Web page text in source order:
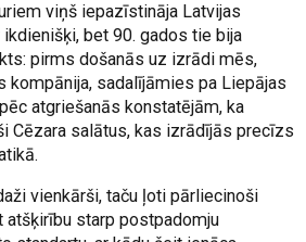
viņš iepazīstināja Latvijas
bet 90. gados tie bija
pirms došanās uz izrādi mēs,
kompānija, sadalījāmies pa Liepājas
atgriešanās konstatējām, ka
Cēzara salātus, kas izrādījās precīzs
vienkārši, taču ļoti pārliecinoši
starp postpadomju